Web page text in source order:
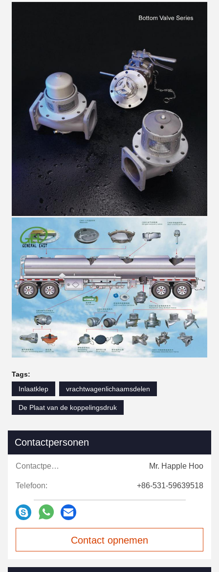
Tags:
Inlaatklep
vrachtwagenlichaamsdelen
De Plaat van de koppelingsdruk
Contactpersonen
Contactpersonen: Mr. Happle Hoo
Telefoon: +86-531-59639518
Contact opnemen